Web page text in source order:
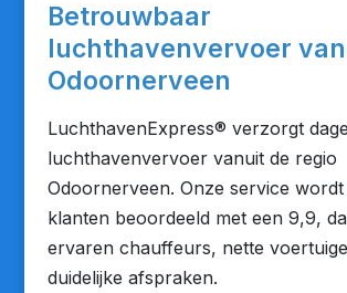
Betrouwbaar
luchthavenvervoer
Odoornerveen
LuchthavenExpress® verzorgt
luchthavenvervoer vanuit de regio
Odoornerveen. Onze service
klanten beoordeeld met een 9,9,
ervaren chauffeurs, nette
duidelijke afspraken.